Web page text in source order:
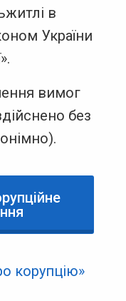
в
України
вимог
без
корупцію»